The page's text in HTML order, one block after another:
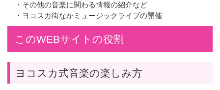
・その他の音楽に関わる情報の紹介など
・ヨコスカ街なかミュージックライブの開催
このWEBサイトの役割
ヨコスカ式音楽の楽しみ方